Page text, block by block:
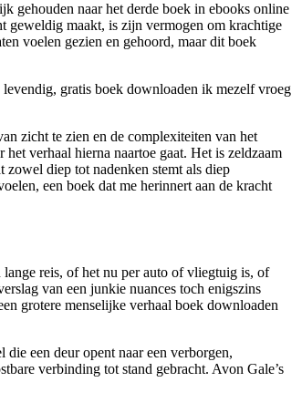
gehouden naar het derde boek in ebooks online
geweldig maakt, is zijn vermogen om krachtige
voelen gezien en gehoord, maar dit boek
gratis boek downloaden ik mezelf vroeg
zicht te zien en de complexiteiten van het
verhaal hierna naartoe gaat. Het is zeldzaam
zowel diep tot nadenken stemt als diep
een boek dat me herinnert aan de kracht
reis, of het nu per auto of vliegtuig is, of
van een junkie nuances toch enigszins
grotere menselijke verhaal boek downloaden
een deur opent naar een verborgen,
verbinding tot stand gebracht. Avon Gale’s